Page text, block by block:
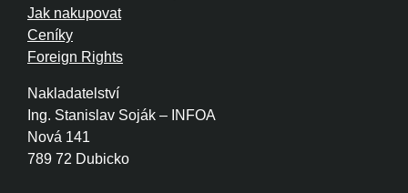
Nakladatelství
Ing. Stanislav Soják – INFOA
Nová 141
789 72 Dubicko
Jak nakupovat
Ceníky
Foreign Rights